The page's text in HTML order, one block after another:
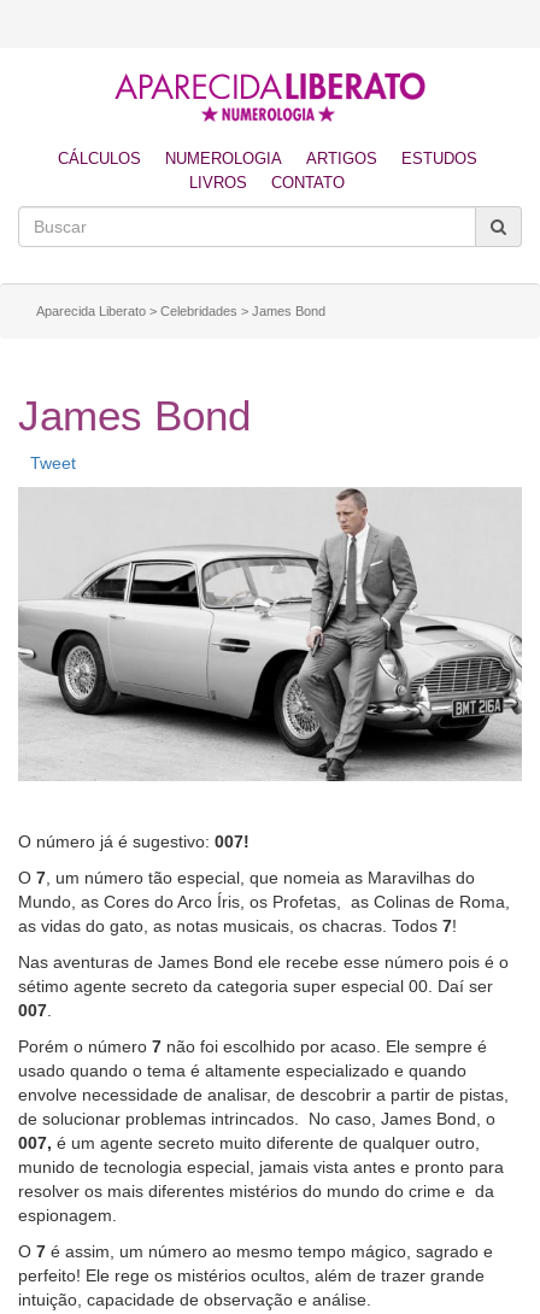
CÁLCULOS NUMEROLOGIA ARTIGOS
ESTUDOS
LIVROS
CONTATO
Aparecida Liberato > Celebridades > James Bond
James Bond
Tweet
O número já é sugestivo: 007!
O 7 , um número tão especial, que nomeia as Maravilhas do
Mundo, as Cores do Arco Íris, os Profetas, as Colinas de Roma,
as vidas do gato, as notas musicais, os chacras. Todos 7!
Nas aventuras de James Bond ele recebe esse número pois é o
sétimo agente secreto da categoria super especial 00. Daí ser
007
Porém o número 7 não foi escolhido por acaso. Ele sempre é
usado quando o tema é altamente especializado e quando
envolve necessidade de analisar, de descobrir a partir de pistas,
de solucionar problemas intrincados. No caso, James Bond, o
007, é um agente secreto muito diferente de qualquer outro,
munido de tecnologia especial, jamais vista antes e pronto para
resolver os mais diferentes mistérios do mundo do crime e da
espionagem.
O 7 é assim, um número ao mesmo tempo mágico, sagrado e
perfeito! Ele rege os mistérios ocultos, além de trazer grande
intuição, capacidade de observação e análise.